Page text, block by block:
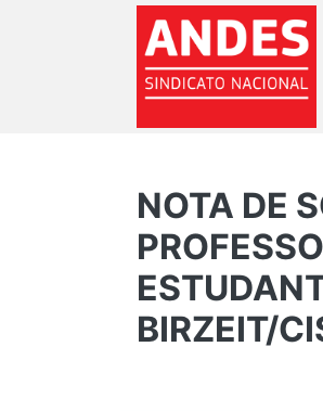
NOTA DE
BIRZEIT/